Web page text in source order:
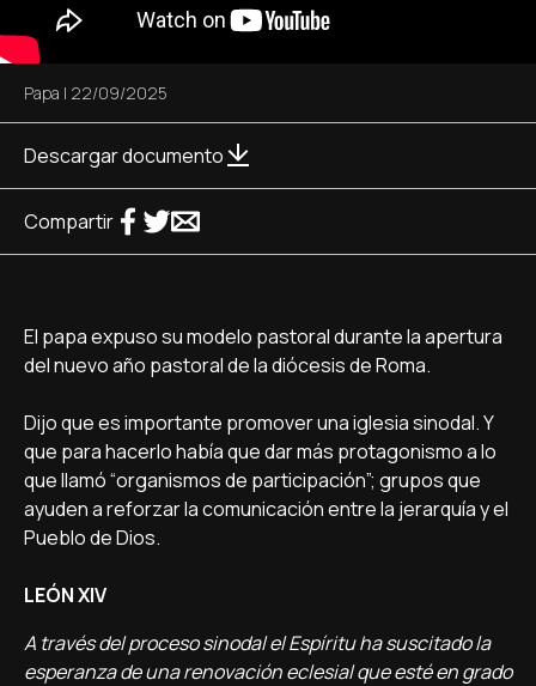
Papa | 22/09/2025
Descargar documento
Compartir
El papa expuso su modelo pastoral durante la apertura
del nuevo año pastoral de la diócesis de Roma.
Dijo que es importante promover una iglesia sinodal. Y
que para hacerlo había que dar más protagonismo a lo
que llamó “organismos de participación”; grupos que
ayuden a reforzar la comunicación entre la jerarquía y el
Pueblo de Dios.
LEÓN XIV
A través del proceso sinodal el Espíritu ha suscitado la
esperanza de una renovación eclesial que esté en grado